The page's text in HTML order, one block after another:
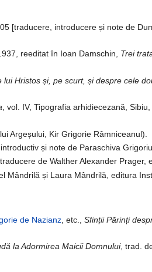
[traducere, introducere și note de
reeditat în Ioan Damschin, Trei
Hristos și, pe scurt, și despre cele
, vol. IV, Tipografia arhidiecezană,
Argeșului, Kir Grigorie Râmniceanul).
și note de Paraschiva
de Walther Alexander Prager,
Mândrilă și Laura Mândrilă, editura
de Nazianz , etc.,Sfinții Părinți
la Adormirea Maicii Domnului, trad.